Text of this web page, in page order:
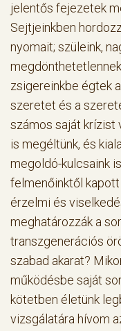
jelentős fejezetek
Sejtjeinkben
nyomait; szüleink,
zsigereinkbe égtek
szeretet és a
számos saját krízist
is megéltünk, és
megoldó-kulcsaink
felmenőinktől
érzelmi és
meghatározzák a
transzgenerációs
szabad akarat?
működésbe saját
kötetben életünk
vizsgálatára hívom